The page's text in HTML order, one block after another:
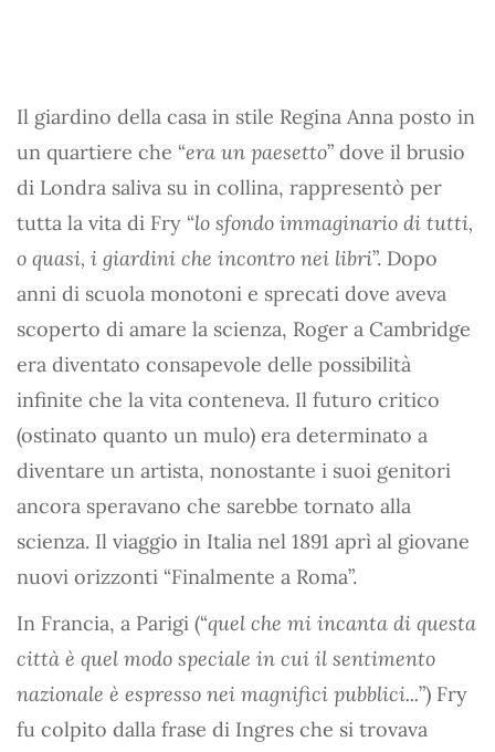
Il giardino della casa in stile Regina Anna posto in
un quartiere che “era un paesetto” dove il brusio
di Londra saliva su in collina, rappresentò per
tutta la vita di Fry “lo sfondo immaginario di tutti,
o quasi, i giardini che incontro nei libri”. Dopo
anni di scuola monotoni e sprecati dove aveva
scoperto di amare la scienza, Roger a Cambridge
era diventato consapevole delle possibilità
infinite che la vita conteneva. Il futuro critico
(ostinato quanto un mulo) era determinato a
diventare un artista, nonostante i suoi genitori
ancora speravano che sarebbe tornato alla
scienza. Il viaggio in Italia nel 1891 aprì al giovane
nuovi orizzonti “Finalmente a Roma”.
In Francia, a Parigi (“quel che mi incanta di questa
città è quel modo speciale in cui il sentimento
nazionale è espresso nei magnifici pubblici...”) Fry
fu colpito dalla frase di Ingres che si trovava